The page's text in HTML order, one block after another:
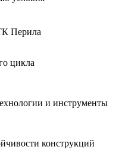
Перила
цикла
и инструменты
конструкций